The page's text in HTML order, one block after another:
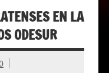
EN LA
ODESUR